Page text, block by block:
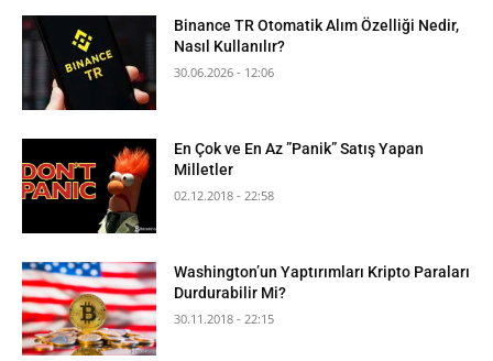
Binance TR Otomatik Alım Özelliği Nedir,
Nasıl Kullanılır?
30.06.2026 - 12:06
En Çok ve En Az ”Panik” Satış Yapan
Milletler
02.12.2018 - 22:58
Washington’un Yaptırımları Kripto Paraları
Durdurabilir Mi?
30.11.2018 - 22:15